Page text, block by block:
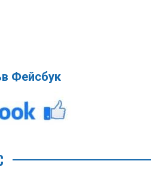
Фейсбук